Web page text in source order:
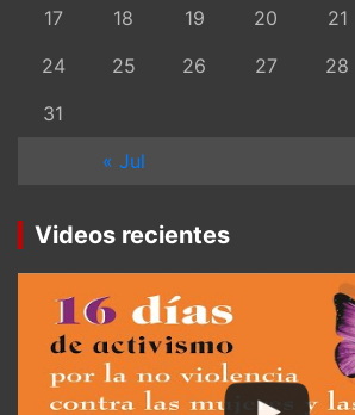
17 18 19 20 21
24
25 26 27 28
31
« Jul
Videos recientes